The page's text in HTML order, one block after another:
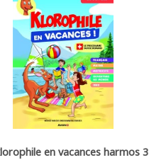
en vacances harmos 3